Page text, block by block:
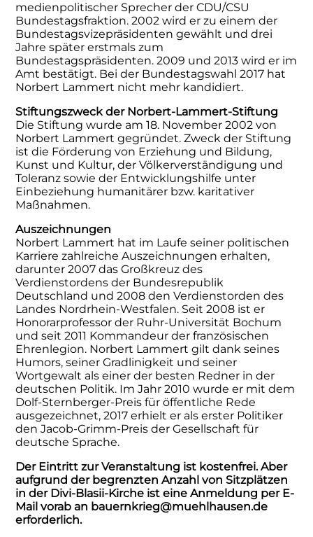
medienpolitischer Sprecher der CDU/CSU
Bundestagsfraktion. 2002 wird er zu einem der
Bundestagsvizepräsidenten gewählt und drei
Jahre später erstmals zum
Bundestagspräsidenten. 2009 und 2013 wird er im
Amt bestätigt. Bei der Bundestagswahl 2017 hat
Norbert Lammert nicht mehr kandidiert.
Stiftungszweck der Norbert-Lammert-Stiftung
Die Stiftung wurde am 18. November 2002 von
Norbert Lammert gegründet. Zweck der Stiftung
ist die Förderung von Erziehung und Bildung,
Kunst und Kultur, der Völkerverständigung und
Toleranz sowie der Entwicklungshilfe unter
Einbeziehung humanitärer bzw. karitativer
Maßnahmen.
Auszeichnungen
Norbert Lammert hat im Laufe seiner politischen
Karriere zahlreiche Auszeichnungen erhalten,
darunter 2007 das Großkreuz des
Verdienstordens der Bundesrepublik
Deutschland und 2008 den Verdienstorden des
Landes Nordrhein-Westfalen. Seit 2008 ist er
Honorarprofessor der Ruhr-Universität Bochum
und seit 2011 Kommandeur der französischen
Ehrenlegion. Norbert Lammert gilt dank seines
Humors, seiner Gradlinigkeit und seiner
Wortgewalt als einer der besten Redner in der
deutschen Politik. Im Jahr 2010 wurde er mit dem
Dolf-Sternberger-Preis für öffentliche Rede
ausgezeichnet, 2017 erhielt er als erster Politiker
den Jacob-Grimm-Preis der Gesellschaft für
deutsche Sprache.
Der Eintritt zur Veranstaltung ist kostenfrei. Aber
aufgrund der begrenzten Anzahl von Sitzplätzen
in der Divi-Blasii-Kirche ist eine Anmeldung per E-
Mail vorab an bauernkrieg@muehlhausen.de
erforderlich.